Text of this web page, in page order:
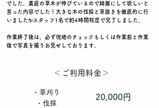
でした。裏庭の草木が伸びているので綺麗にして欲しいと
言った内容でした！大きな木の伐採と草抜きを徹底的に行
いました✨スタッフ1名で約4時間程度で完了しました。
作業終了後は、必ず現地のチェックもしくは作業前と作業
後で写真を撮りお見せしております。
​＜ご利用料金＞
・草刈り
・伐採
20,000円